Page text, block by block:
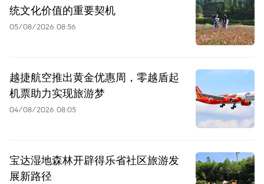
统文化价值的重要契机
05/08/2026 08:56
越捷航空推出黄金优惠周，零越盾起
机票助力实现旅游梦
04/08/2026 08:05
宝达湿地森林开辟得乐省社区旅游发
展新路径